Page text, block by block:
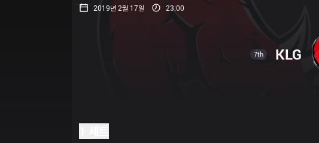
2019년 2월 17일 23:00
7th KLG